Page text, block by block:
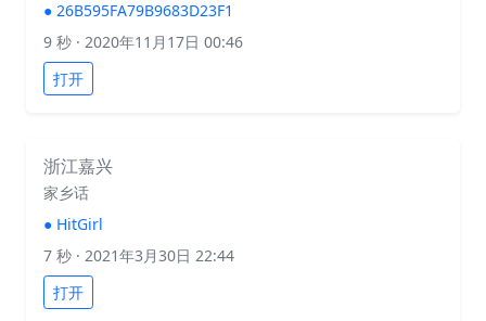
● 26B595FA79B9683D23F1
9 秒 · 2020年11月17日 00:46
打开
浙江嘉兴
家乡话
● HitGirl
7 秒 · 2021年3月30日 22:44
打开